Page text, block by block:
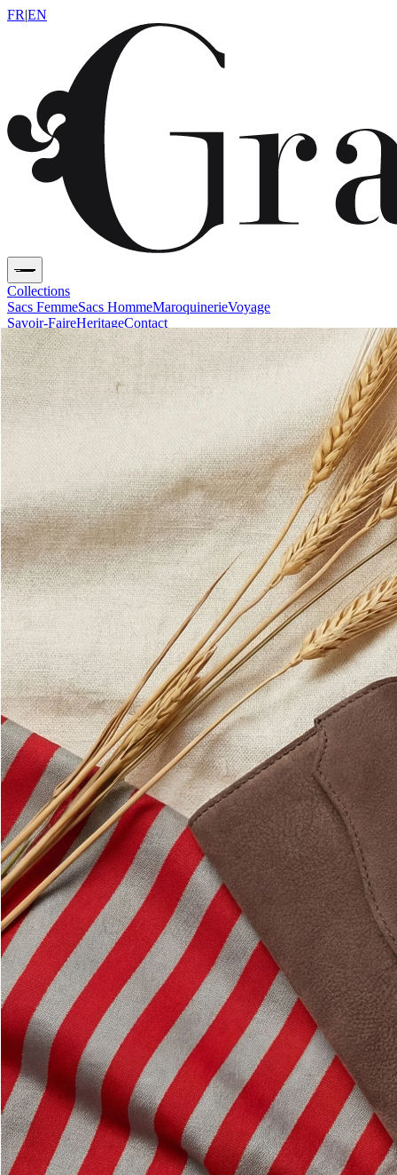
FR|EN
Collections
Sacs FemmeSacs HommeMaroquinerieVoyage
Savoir-FaireHeritageContact